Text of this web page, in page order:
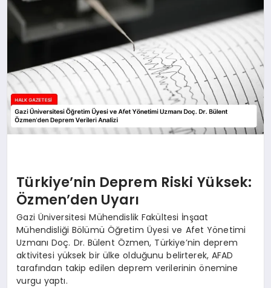
Türkiye’nin Deprem Riski Yüksek:
Özmen’den Uyarı
Gazi Üniversitesi Mühendislik Fakültesi İnşaat
Mühendisliği Bölümü Öğretim Üyesi ve Afet Yönetimi
Uzmanı Doç. Dr. Bülent Özmen, Türkiye’nin deprem
aktivitesi yüksek bir ülke olduğunu belirterek, AFAD
tarafından takip edilen deprem verilerinin önemine
vurgu yaptı.